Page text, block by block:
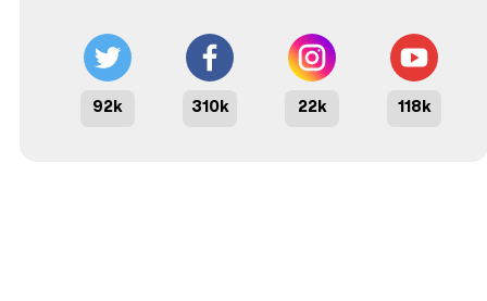
92k 310k 22k 118k